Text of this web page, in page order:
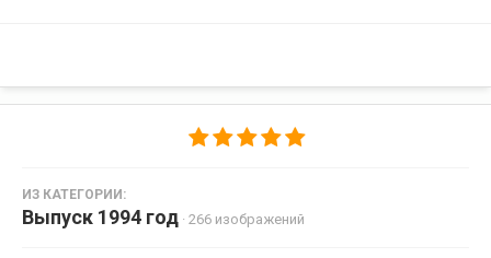
ИЗ КАТЕГОРИИ:
Выпуск 1994 год · 266 изображений